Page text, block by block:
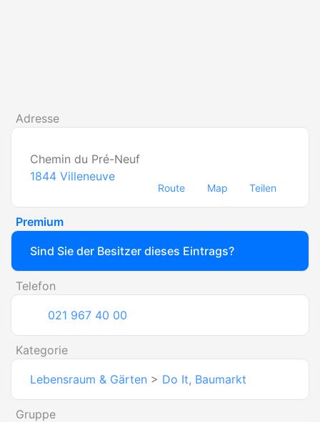
Adresse
Chemin du Pré-Neuf
1844 Villeneuve
Route Map Teilen
Premium
Sind Sie der Besitzer dieses Eintrags?
Telefon
021 967 40 00
Kategorie
Lebensraum & Gärten > Do It, Baumarkt
Gruppe